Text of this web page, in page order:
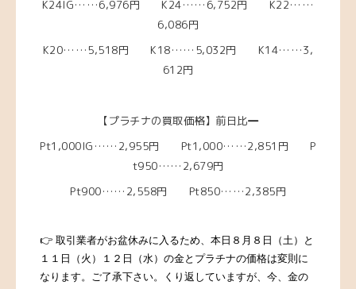
K24IG……6,976円 K24……6,752円 K22……
6,086円
K20……5,518円 K18……5,032円 K14……3,
612円
【プラチナの買取価格】前日比―
Pt1,000IG……2,955円 Pt1,000……2,851円 P
t950……2,679円
Pt900……2,558円 Pt850……2,385円
👉 取引業者がお盆休みに入るため、本日８月８日（土）と
１１日（火）１２日（水）の金とプラチナの価格は変則に
なります。ご了承下さい。
くり返していますが、今、金の